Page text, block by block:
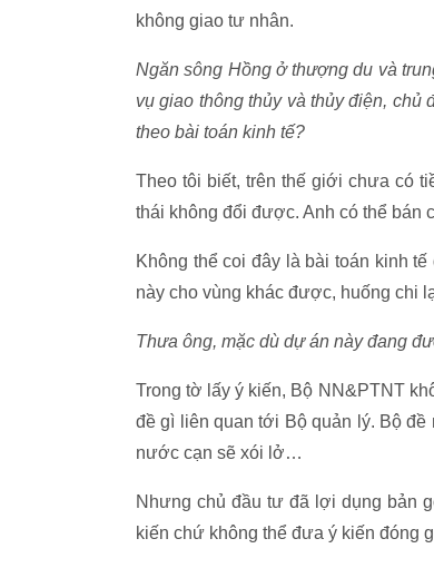
không giao tư nhân.
Ngăn sông Hồng ở thượng du và
vụ giao thông thủy và thủy điện,
theo bài toán kinh tế?
Theo tôi biết, trên thế giới chưa có
thái không đổi được. Anh có thể bán
Không thể coi đây là bài toán kinh
này cho vùng khác được, huống chi
Thưa ông, mặc dù dự án này đang
Trong tờ lấy ý kiến, Bộ NN&PTNT
đề gì liên quan tới Bộ quản lý. Bộ
nước cạn sẽ xói lở…
Nhưng chủ đầu tư đã lợi dụng bản
kiến chứ không thể đưa ý kiến đóng